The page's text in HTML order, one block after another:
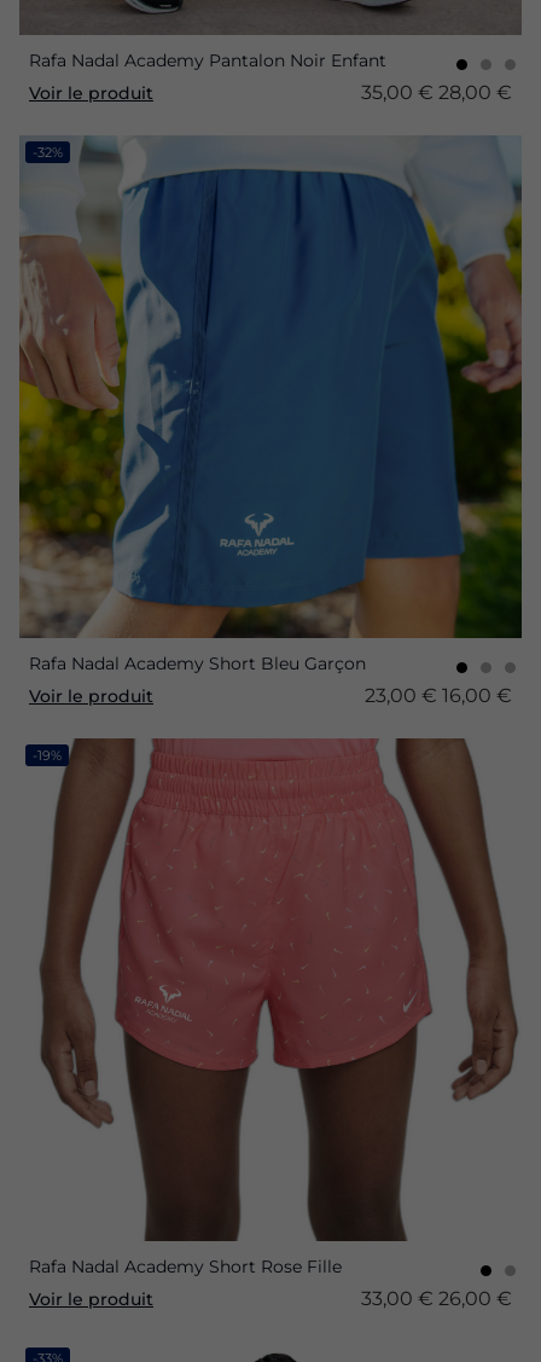
Rafa Nadal Academy Pantalon Noir Enfant
Voir le produit
35,00 € 28,00 €
-32%
Rafa Nadal Academy Short Bleu Garçon
Voir le produit
23,00 € 16,00 €
-19%
Rafa Nadal Academy Short Rose Fille
Voir le produit
33,00 € 26,00 €